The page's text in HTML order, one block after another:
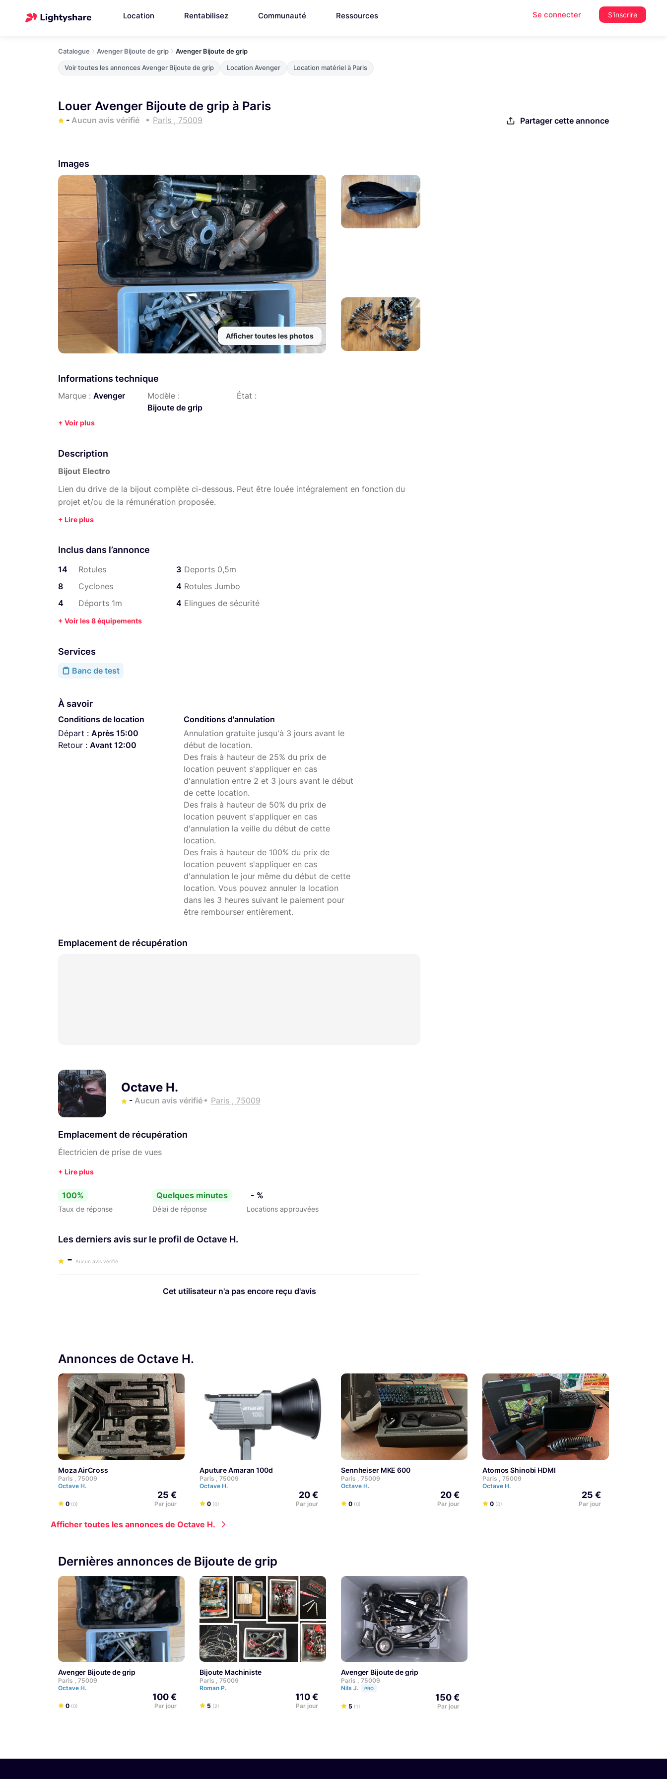
Location Rentabilisez Communauté Ressources Se connecter S'inscrire
Catalogue Avenger Bijoute de grip Avenger Bijoute de grip
Voir toutes les annonces Avenger Bijoute de grip Location Avenger Location matériel à Paris
Louer Avenger Bijoute de grip à Paris
- Aucun avis vérifié Paris , 75009 Partager cette annonce
Images
Afficher toutes les photos
Informations technique
Marque : Avenger
Modèle :
Bijoute de grip
État :
+ Voir plus
Description
Bijout Electro
Lien du drive de la bijout complète ci-dessous. Peut être louée intégralement en fonction du
projet et/ou de la rémunération proposée.
Inclus dans l’annonce
14
Rotules
8
Cyclones
4
Déports 1m
3 Deports 0,5m
4 Rotules Jumbo
4 Elingues de sécurité
+ Voir les 8 équipements
Services
Banc de test
À savoir
Conditions de location
Départ : Après 15:00
Retour : Avant 12:00
Conditions d'annulation
Annulation gratuite jusqu'à 3 jours avant le
début de location.
Des frais à hauteur de 25% du prix de
location peuvent s'appliquer en cas
d'annulation entre 2 et 3 jours avant le début
de cette location.
Des frais à hauteur de 50% du prix de
location peuvent s'appliquer en cas
d'annulation la veille du début de cette
location.
Des frais à hauteur de 100% du prix de
location peuvent s'appliquer en cas
d'annulation le jour même du début de cette
location. Vous pouvez annuler la location
dans les 3 heures suivant le paiement pour
être rembourser entièrement.
Emplacement de récupération
Octave H.
- Aucun avis vérifié Paris , 75009
Emplacement de récupération
Électricien de prise de vues
100%
Taux de réponse
Quelques minutes
Délai de réponse
- %
Locations approuvées
Les derniers avis sur le profil de Octave H.
- Aucun avis vérifié
Cet utilisateur n'a pas encore reçu d'avis
Annonces de Octave H.
Moza AirCross
Paris , 75009
Octave H.
0 (0)
25 €
Par jour
Aputure Amaran 100d
Paris , 75009
Octave H.
0 (0)
20 €
Par jour
Sennheiser MKE 600
Paris , 75009
Octave H.
0 (0)
20 €
Par jour
Atomos Shinobi HDMI
Paris , 75009
Octave H.
0 (0)
25 €
Par jour
Afficher toutes les annonces de Octave H.
Dernières annonces de Bijoute de grip
Avenger Bijoute de grip
Paris , 75009
Octave H.
0 (0)
100 €
Par jour
Bijoute Machiniste
Paris , 75009
Roman P.
5 (2)
110 €
Par jour
Avenger Bijoute de grip
Paris , 75009
Nils J.
PRO
5 (1)
150 €
Par jour